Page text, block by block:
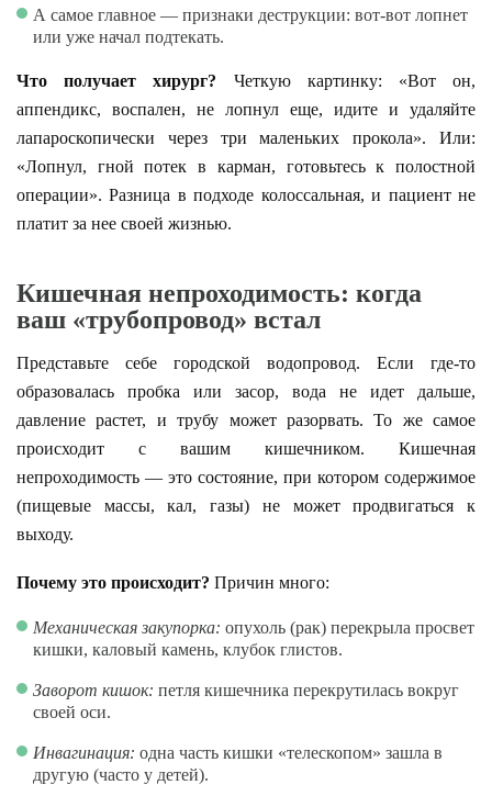
А самое главное — признаки деструкции: вот-вот лопнет
или уже начал подтекать.
Что получает хирург? Четкую картинку: «Вот он,
аппендикс, воспален, не лопнул еще, идите и удаляйте
лапароскопически через три маленьких прокола». Или:
«Лопнул, гной потек в карман, готовьтесь к полостной
операции». Разница в подходе колоссальная, и пациент не
платит за нее своей жизнью.
Кишечная непроходимость: когда
ваш «трубопровод» встал
Представьте себе городской водопровод. Если где-то
образовалась пробка или засор, вода не идет дальше,
давление растет, и трубу может разорвать. То же самое
происходит с вашим кишечником. Кишечная
непроходимость — это состояние, при котором содержимое
(пищевые массы, кал, газы) не может продвигаться к
выходу.
Почему это происходит? Причин много:
Механическая закупорка: опухоль (рак) перекрыла просвет
кишки, каловый камень, клубок глистов.
Заворот кишок: петля кишечника перекрутилась вокруг
своей оси.
Инвагинация: одна часть кишки «телескопом» зашла в
другую (часто у детей).